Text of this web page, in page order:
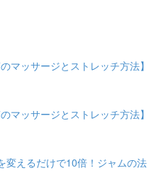
マッサージとストレッチ方法】
マッサージとストレッチ方法】
変えるだけで10倍！ジャムの法